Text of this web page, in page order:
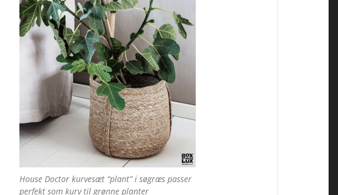
House Doctor kurvesæt “plant” i søgræs passer
perfekt som kurv til grønne planter